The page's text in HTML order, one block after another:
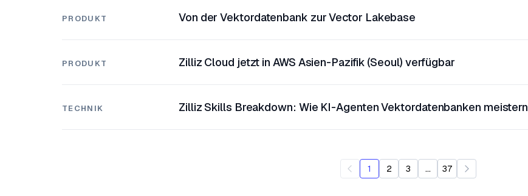
PRODUKT Von der Vektordatenbank zur Vector Lakebase
PRODUKT Zilliz Cloud jetzt in AWS Asien-Pazifik (Seoul) verfügbar
TECHNIK Zilliz Skills Breakdown: Wie KI-Agenten Vektordatenbanken meistern
1 2 3 ... 37